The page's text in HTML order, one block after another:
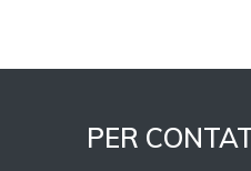
PER